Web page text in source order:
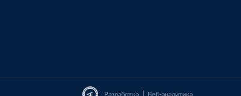
Разработка Веб-аналитика